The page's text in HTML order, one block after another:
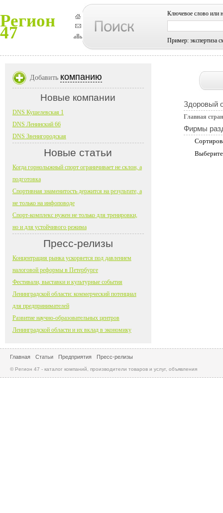
Регион
47
Ключевое слово или
Пример: экспертиза
Здоровый
Главная
Фирмы
Добавить компанию
Новые компании
DNS Кушелевская 1
DNS Ленинский 66
DNS Звенигородская
Новые статьи
Когда горнолыжный спорт ограничивает не склон, а
подготовка
Спортивная знаменитость держится на результате, а
не только на инфоповоде
Спорт-комплекс нужен не только для тренировки,
но и для устойчивого режима
Пресс-релизы
Концентрация рынка ускоряется под давлением
налоговой реформы в Петербурге
Фестивали, выставки и культурные события
Ленинградской области: коммерческий потенциал
для предпринимателей
Развитие научно-образовательных центров
Ленинградской области и их вклад в экономику
Главная Статьи Предприятия Пресс-релизы
© Регион 47 - каталог компаний, производители товаров и услуг, объявления